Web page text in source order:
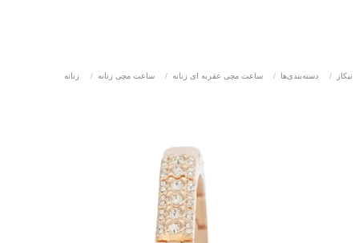
نیکاز / دسته‌بندی‌ها / ساعت مچی عقربه ای زنانه / ساعت مچی زنانه / زنانه